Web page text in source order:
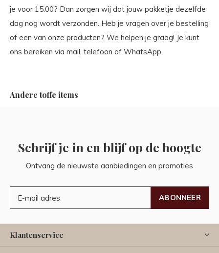
je voor 15:00? Dan zorgen wij dat jouw pakketje dezelfde
dag nog wordt verzonden. Heb je vragen over je bestelling
of een van onze producten? We helpen je graag! Je kunt
ons bereiken via mail, telefoon of WhatsApp.
Andere toffe items
Schrijf je in en blijf op de hoogte
Ontvang de nieuwste aanbiedingen en promoties
ABONNEER
Klantenservice